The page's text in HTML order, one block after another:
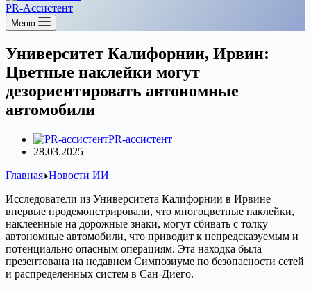
PR-Ассистент
Меню
Университет Калифорнии, Ирвин:
Цветные наклейки могут
дезориентировать автономные
автомобили
PR-ассистент
28.03.2025
Главная Новости ИИ
Исследователи из Университета Калифорнии в Ирвине
впервые продемонстрировали, что многоцветные наклейки,
наклеенные на дорожные знаки, могут сбивать с толку
автономные автомобили, что приводит к непредсказуемым и
потенциально опасным операциям. Эта находка была
презентована на недавнем Симпозиуме по безопасности сетей
и распределенных систем в Сан-Диего.